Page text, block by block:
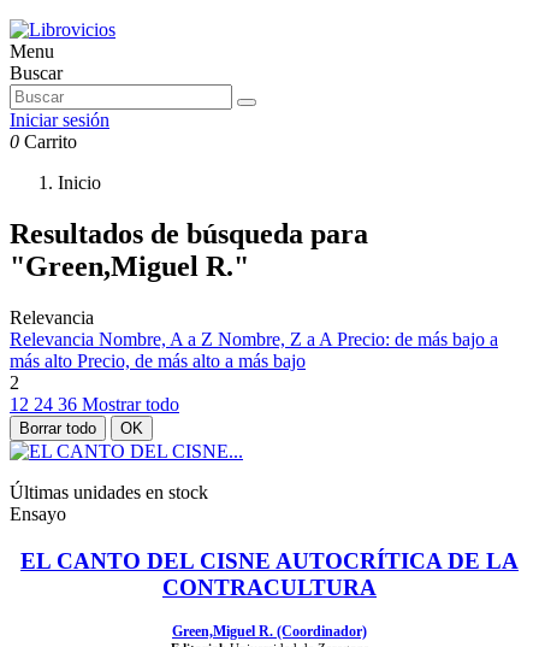
Menu
Buscar
Iniciar sesión
0 Carrito
Inicio
Resultados de búsqueda para
"Green,Miguel R."
Relevancia
Relevancia Nombre, A a Z Nombre, Z a A Precio: de más bajo a
más alto Precio, de más alto a más bajo
2
12 24 36 Mostrar todo
Borrar todo OK
Últimas unidades en stock
Ensayo
EL CANTO DEL CISNE AUTOCRÍTICA DE LA
CONTRACULTURA
Green,Miguel R. (Coordinador)